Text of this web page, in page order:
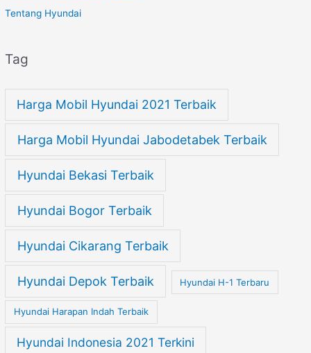
Tentang Hyundai
Tag
Harga Mobil Hyundai 2021 Terbaik
Harga Mobil Hyundai Jabodetabek Terbaik
Hyundai Bekasi Terbaik
Hyundai Bogor Terbaik
Hyundai Cikarang Terbaik
Hyundai Depok Terbaik Hyundai H-1 Terbaru
Hyundai Harapan Indah Terbaik
Hyundai Indonesia 2021 Terkini